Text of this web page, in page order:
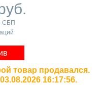
СБП
товар продавался.
16:17:56.